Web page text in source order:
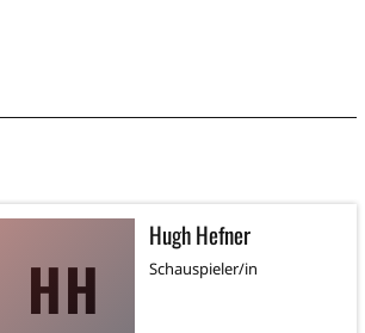
HH
Hugh Hefner
Schauspieler/in